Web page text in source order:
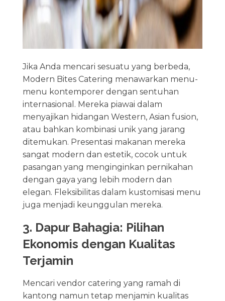
Jika Anda mencari sesuatu yang berbeda,
Modern Bites Catering menawarkan menu-
menu kontemporer dengan sentuhan
internasional. Mereka piawai dalam
menyajikan hidangan Western, Asian fusion,
atau bahkan kombinasi unik yang jarang
ditemukan. Presentasi makanan mereka
sangat modern dan estetik, cocok untuk
pasangan yang menginginkan pernikahan
dengan gaya yang lebih modern dan
elegan. Fleksibilitas dalam kustomisasi menu
juga menjadi keunggulan mereka.
3. Dapur Bahagia: Pilihan
Ekonomis dengan Kualitas
Terjamin
Mencari vendor catering yang ramah di
kantong namun tetap menjamin kualitas